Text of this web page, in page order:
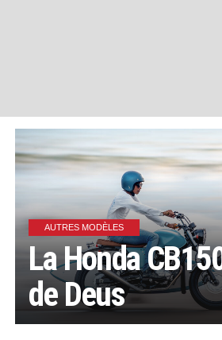
AUTRES MODÈLES
La Honda
de Deus